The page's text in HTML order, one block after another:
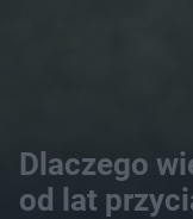
Dlaczego
od lat